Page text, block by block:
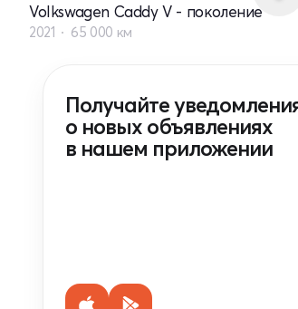
Volkswagen Caddy V - поколение
2021 65 000 км
Получайте
о новых объявлениях
в нашем приложении